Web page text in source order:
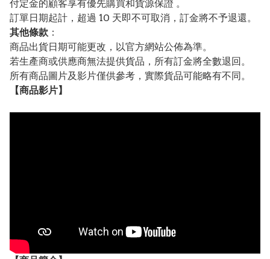
付定金的顧客享有優先購買和貨源保證 。
訂單日期起計，超過 10 天即不可取消，訂金將不予退還。
其他條款 ：
商品出貨日期可能更改，以官方網站公佈為準。
若生產商或供應商無法提供貨品，所有訂金將全數退回。
所有商品圖片及影片僅供參考，實際貨品可能略有不同。
【商品影片】